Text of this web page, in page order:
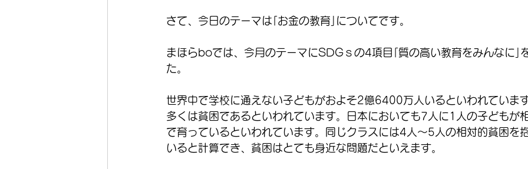
さて、今日のテーマは｢お金の教育｣についてです。
まほらboでは、今月のテーマにSDGｓの4項目｢質の高い教育をみんなに｣
た。
世界中で学校に通えない子どもがおよそ2億6400万人いるといわれていま
多くは貧困であるといわれています。日本においても7人に1人の子どもが
で育っているといわれています。同じクラスには4人～5人の相対的貧困を
いると計算でき、貧困はとても身近な問題だといえます。